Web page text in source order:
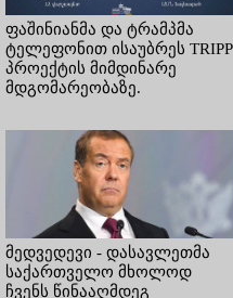
ფაშინიანმა და ტრამპმა
ტელეფონით ისაუბრეს TRIPP
პროექტის მიმდინარე
მდგომარეობაზე.
მედვედევი - დასავლეთმა
საქართველო მხოლოდ
ჩვენს წინააღმდეგ